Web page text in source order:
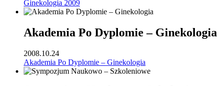
Ginekologia 2009
Akademia Po Dyplomie – Ginekologia
2008.10.24
Akademia Po Dyplomie – Ginekologia